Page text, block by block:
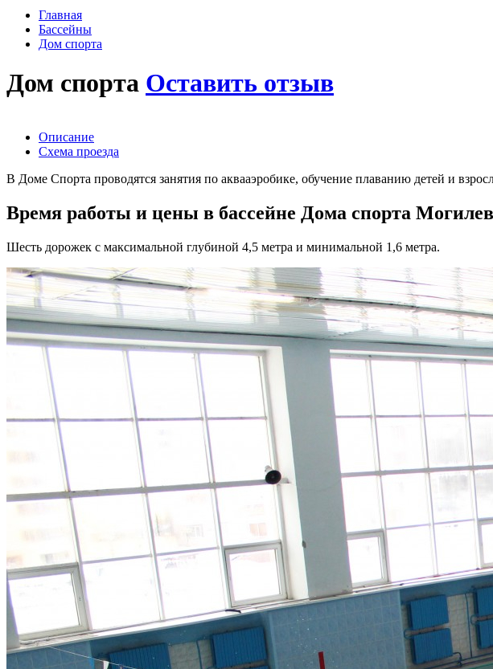
Главная
Бассейны
Дом спорта
Дом спорта Оставить отзыв
Описание
Схема проезда
В Доме Спорта проводятся занятия по аквааэробике, обучение плаванию детей и
Время работы и цены в бассейне Дома спорта
Шесть дорожек с максимальной глубиной 4,5 метра и минимальной 1,6 метра.